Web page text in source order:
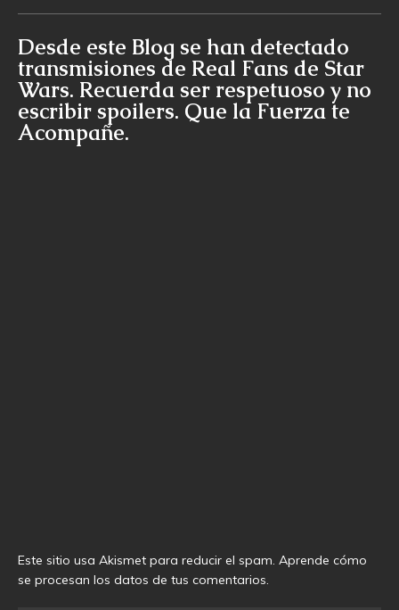
Desde este Blog se han detectado
transmisiones de Real Fans de Star
Wars. Recuerda ser respetuoso y no
escribir spoilers. Que la Fuerza te
Acompañe.
Este sitio usa Akismet para reducir el spam. Aprende cómo
se procesan los datos de tus comentarios.